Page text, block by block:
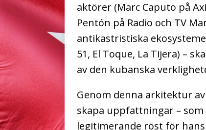
aktörer (Marc Caputo på
Pentón på Radio och TV
antikastristiska
51, El Toque, La Tijera) –
av den kubanska
Genom denna arkitektur
skapa uppfattningar –
legitimerande röst för